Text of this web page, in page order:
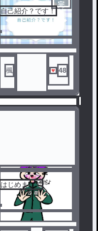
完
結
自己紹介？です！
楓 48
2
はじめまして